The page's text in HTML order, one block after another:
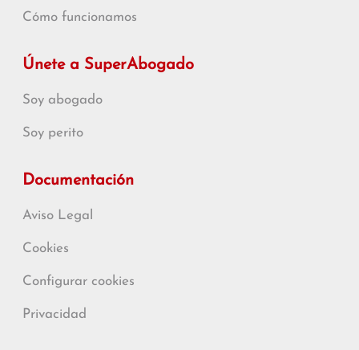
Cómo funcionamos
Únete a SuperAbogado
Soy abogado
Soy perito
Documentación
Aviso Legal
Cookies
Configurar cookies
Privacidad